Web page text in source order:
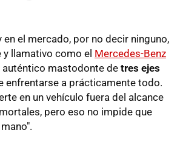
el mercado, por no decir ninguno,
llamativo como el Mercedes-Benz
auténtico mastodonte de tres ejes
enfrentarse a prácticamente todo.
en un vehículo fuera del alcance
pero eso no impide que